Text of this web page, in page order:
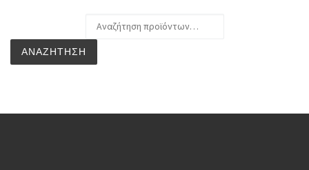
ΑΝΑΖΉΤΗΣΗ